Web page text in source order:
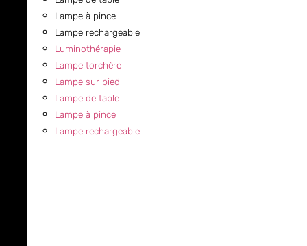
Lampe à pince
Lampe rechargeable
Luminothérapie
Lampe torchère
Lampe sur pied
Lampe de table
Lampe à pince
Lampe rechargeable